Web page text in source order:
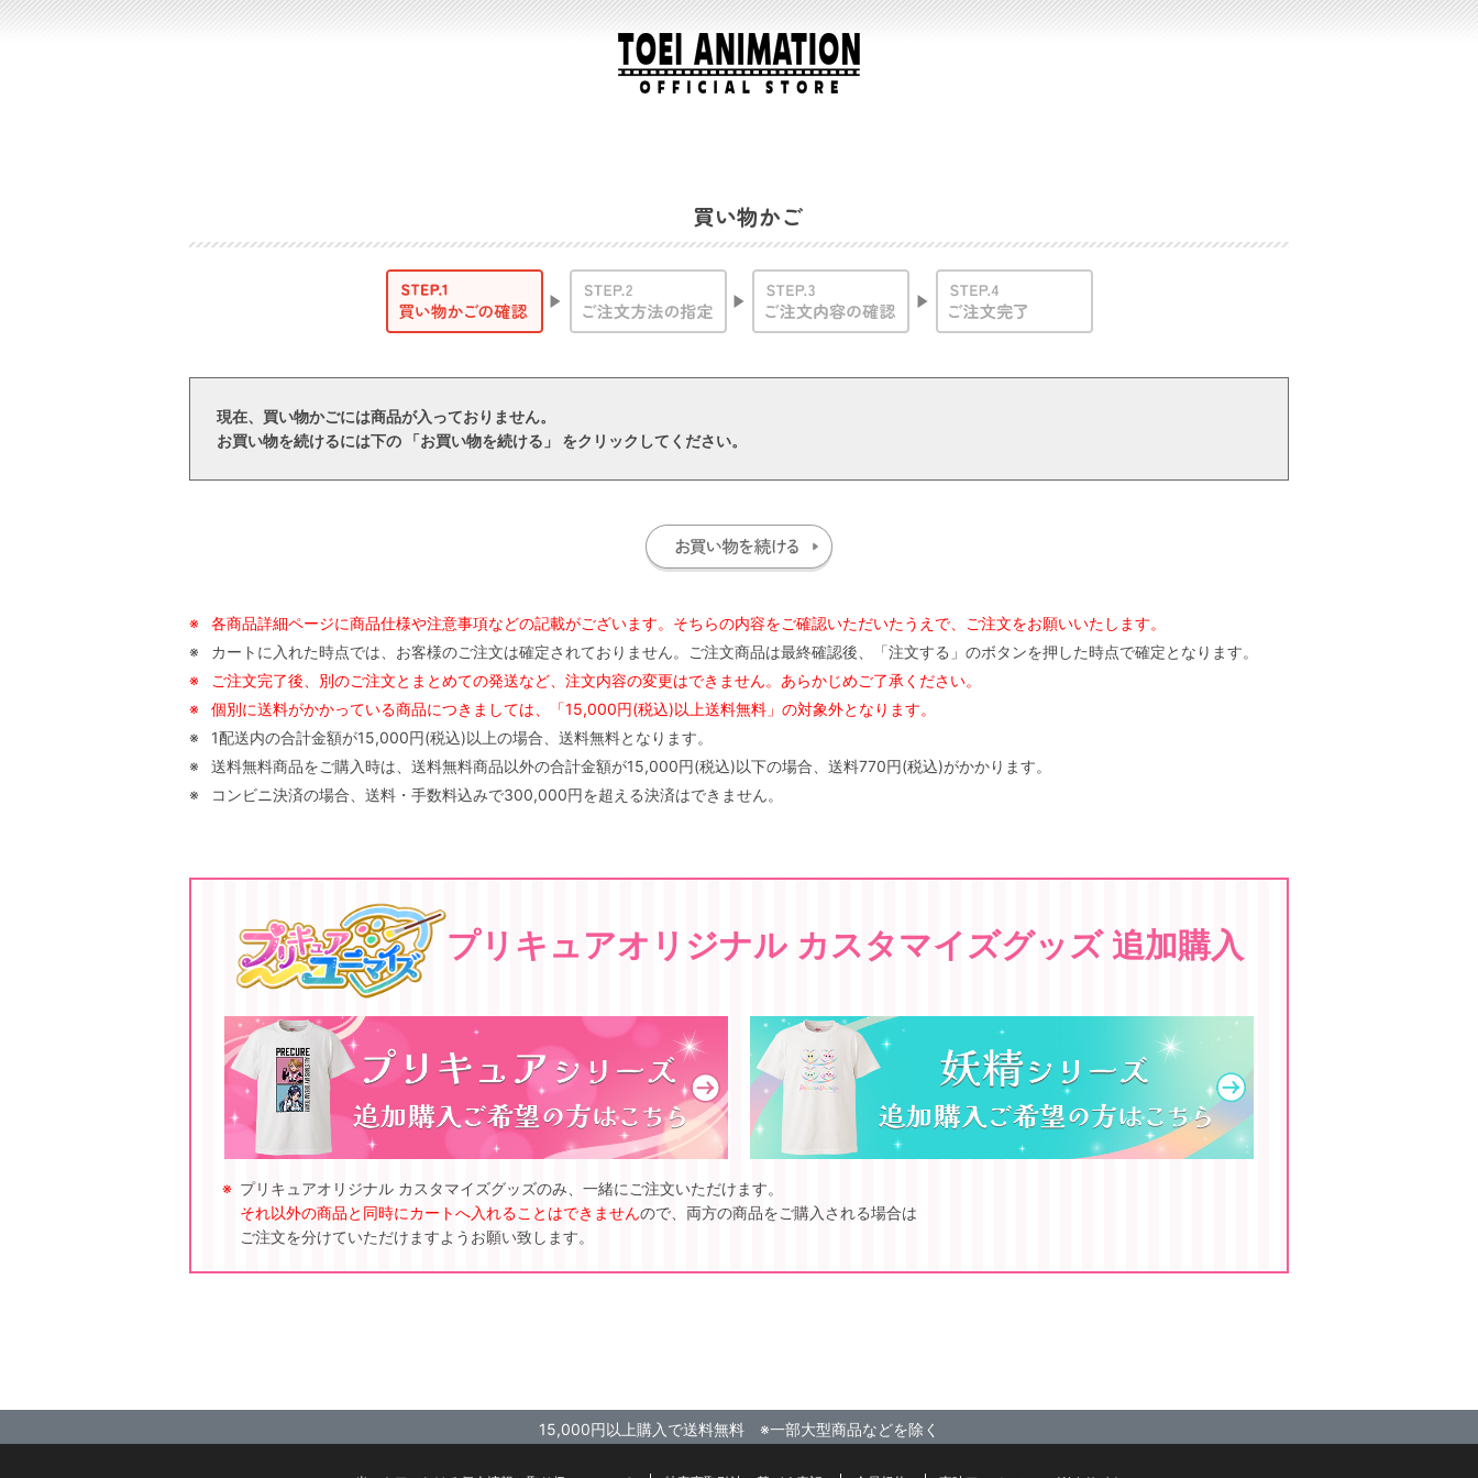
買い物かご
現在、買い物かごには商品が入っておりません。
お買い物を続けるには下の 「お買い物を続ける」 をクリックしてください。
※
各商品詳細ページに商品仕様や注意事項などの記載がございます。そちらの内容をご確認いただいたうえで、ご注文をお願いいたします。
※
カートに入れた時点では、お客様のご注文は確定されておりません。ご注文商品は最終確認後、「注文する」のボタンを押した時点で確定となります。
※
ご注文完了後、別のご注文とまとめての発送など、注文内容の変更はできません。あらかじめご了承ください。
※
個別に送料がかかっている商品につきましては、「15,000円(税込)以上送料無料」の対象外となります。
※
1配送内の合計金額が15,000円(税込)以上の場合、送料無料となります。
※
送料無料商品をご購入時は、送料無料商品以外の合計金額が15,000円(税込)以下の場合、送料770円(税込)がかかります。
※
コンビニ決済の場合、送料・手数料込みで300,000円を超える決済はできません。
プリキュアオリジナル カスタマイズグッズ 追加購入
プリキュアオリジナル カスタマイズグッズのみ、一緒にご注文いただけます。
それ以外の商品と同時にカートへ入れることはできませんので、両方の商品をご購入される場合は
ご注文を分けていただけますようお願い致します。
15,000円以上購入で送料無料 ※一部大型商品などを除く